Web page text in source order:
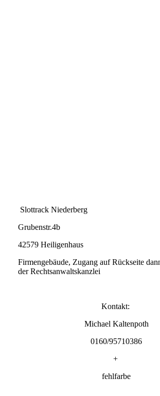
Slottrack Niederberg
Grubenstr.4b
42579 Heiligenhaus
Firmengebäude, Zugang auf Rückseite
der Rechtsanwaltskanzlei
Kontakt:
Michael Kaltenpoth
0160/95710386
+
fehlfarbe